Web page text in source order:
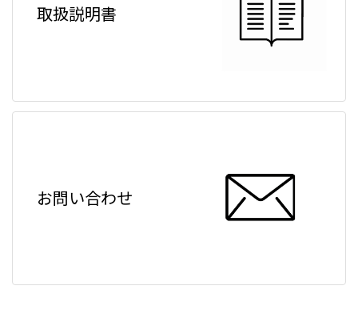
取扱説明書
お問い合わせ